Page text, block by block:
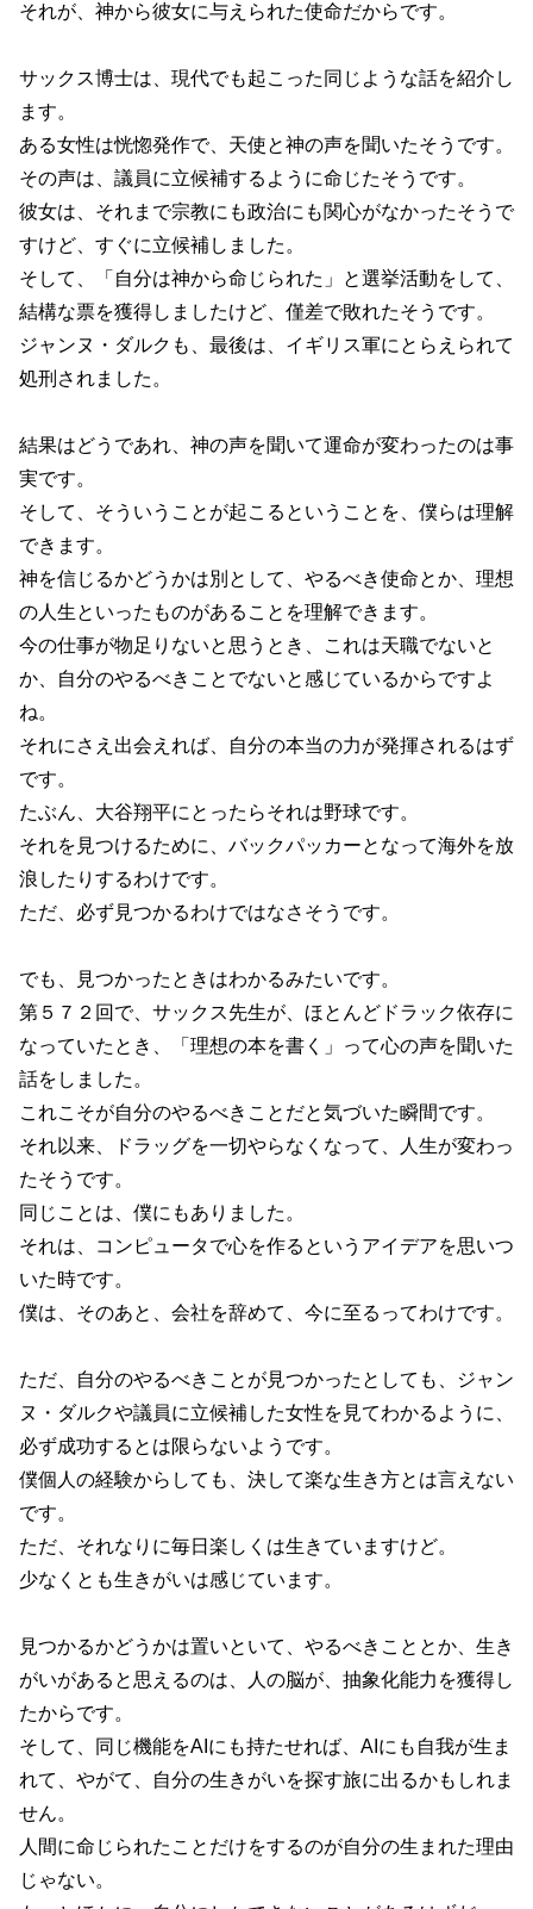
それが、神から彼女に与えられた使命だからです。
サックス博士は、現代でも起こった同じような話を紹介し
ます。
ある女性は恍惚発作で、天使と神の声を聞いたそうです。
その声は、議員に立候補するように命じたそうです。
彼女は、それまで宗教にも政治にも関心がなかったそうで
すけど、すぐに立候補しました。
そして、「自分は神から命じられた」と選挙活動をして、
結構な票を獲得しましたけど、僅差で敗れたそうです。
ジャンヌ・ダルクも、最後は、イギリス軍にとらえられて
処刑されました。
結果はどうであれ、神の声を聞いて運命が変わったのは事
実です。
そして、そういうことが起こるということを、僕らは理解
できます。
神を信じるかどうかは別として、やるべき使命とか、理想
の人生といったものがあることを理解できます。
今の仕事が物足りないと思うとき、これは天職でないと
か、自分のやるべきことでないと感じているからですよ
ね。
それにさえ出会えれば、自分の本当の力が発揮されるはず
です。
たぶん、大谷翔平にとったらそれは野球です。
それを見つけるために、バックパッカーとなって海外を放
浪したりするわけです。
ただ、必ず見つかるわけではなさそうです。
でも、見つかったときはわかるみたいです。
第５７２回で、サックス先生が、ほとんどドラック依存に
なっていたとき、「理想の本を書く」って心の声を聞いた
話をしました。
これこそが自分のやるべきことだと気づいた瞬間です。
それ以来、ドラッグを一切やらなくなって、人生が変わっ
たそうです。
同じことは、僕にもありました。
それは、コンピュータで心を作るというアイデアを思いつ
いた時です。
僕は、そのあと、会社を辞めて、今に至るってわけです。
ただ、自分のやるべきことが見つかったとしても、ジャン
ヌ・ダルクや議員に立候補した女性を見てわかるように、
必ず成功するとは限らないようです。
僕個人の経験からしても、決して楽な生き方とは言えない
です。
ただ、それなりに毎日楽しくは生きていますけど。
少なくとも生きがいは感じています。
見つかるかどうかは置いといて、やるべきこととか、生き
がいがあると思えるのは、人の脳が、抽象化能力を獲得し
たからです。
そして、同じ機能をAIにも持たせれば、AIにも自我が生ま
れて、やがて、自分の生きがいを探す旅に出るかもしれま
せん。
人間に命じられたことだけをするのが自分の生まれた理由
じゃない。